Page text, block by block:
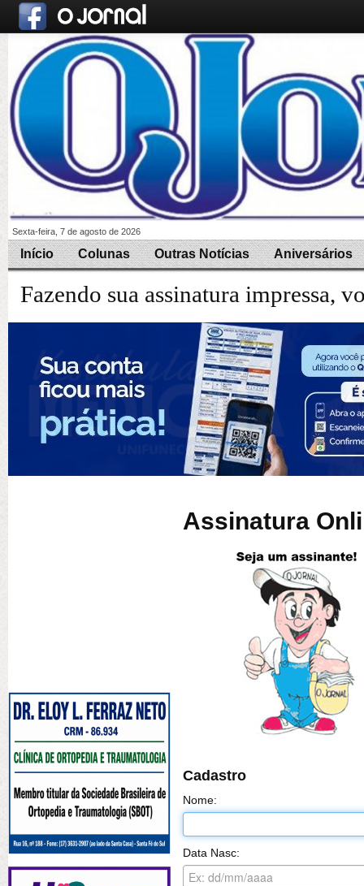
Sexta-feira, 7 de agosto de 2026
Início Colunas Outras Notícias Aniversários
Fazendo sua assinatura impressa,
Assinatura
Cadastro
Nome:
Data Nasc: